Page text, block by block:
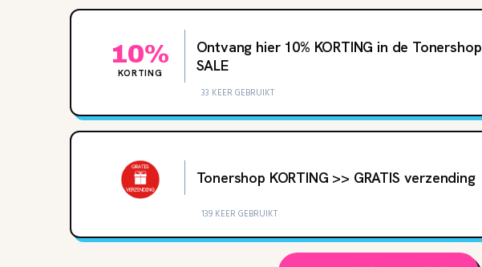
10%
KORTING
Ontvang hier 10‌% KORTING in de Tonershop
SALE
33 KEER GEBRUIKT
Tonershop KORTING >> GRATIS verzending
139 KEER GEBRUIKT